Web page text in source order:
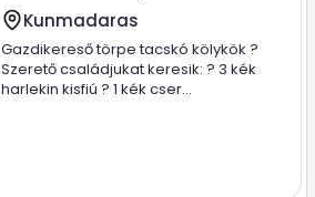
Kunmadaras
Gazdikereső törpe tacskó kölykök ?
Szerető családjukat keresik: ? 3 kék
harlekin kisfiú ? 1 kék cser...